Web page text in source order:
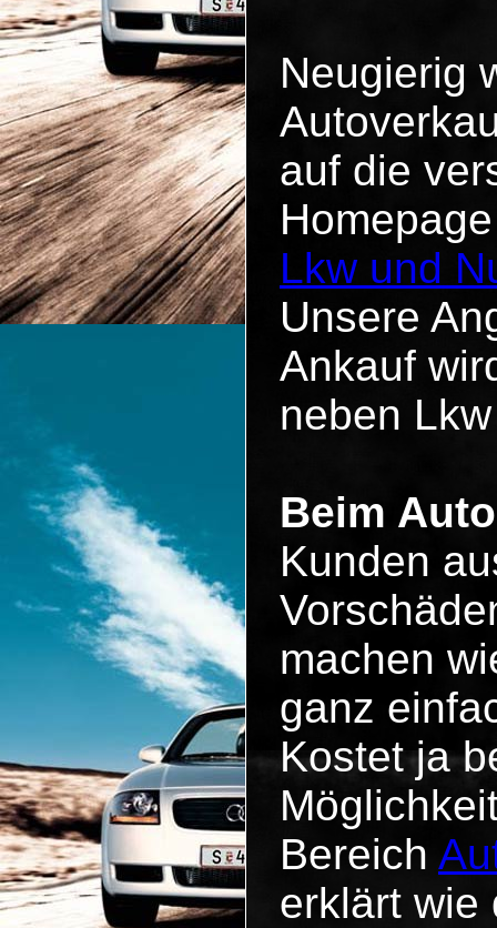
Neugierig
auf die
Lkw und
Unsere
Ankauf
neben
Beim
Kunden
machen
ganz
Kostet ja
Bereich
erklärt wie